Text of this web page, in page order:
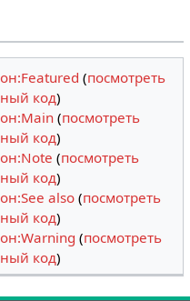
(посмотреть
код)
(посмотреть
код)
(посмотреть
код)
also(посмотреть
код)
(посмотреть
код)